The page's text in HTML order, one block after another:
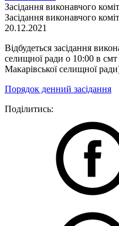
Засідання виконавчого
Засідання виконавчого
20.12.2021
Відбудеться засідання
селищної ради о 10:00 в смт
Макарівської селищної
Порядок денний засідання
Поділитись: